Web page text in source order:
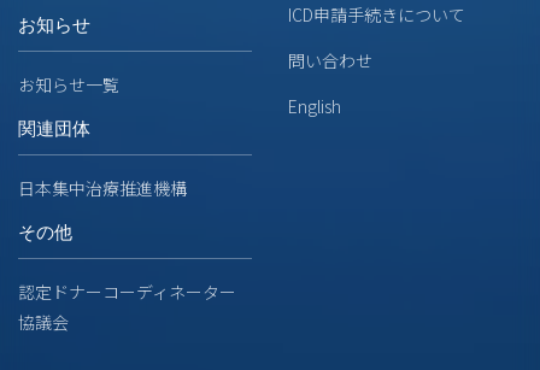
お知らせ
お知らせ一覧
関連団体
日本集中治療推進機構
その他
認定ドナーコーディネーター
協議会
ICD申請手続きについて
問い合わせ
English